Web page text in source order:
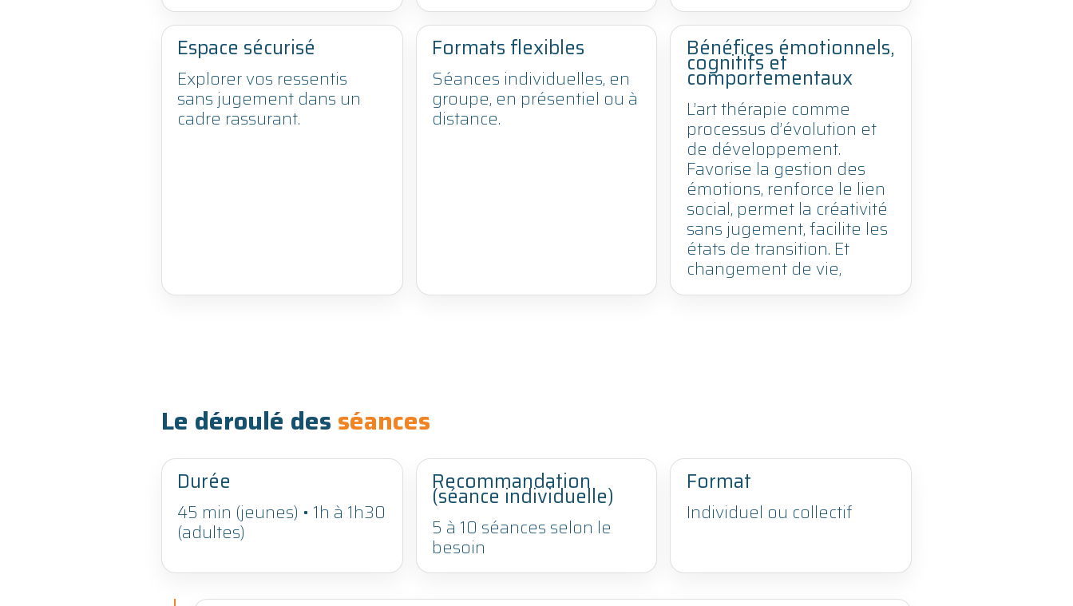
Espace sécurisé
Explorer vos ressentis
sans jugement dans un
cadre rassurant.
Formats flexibles
Séances individuelles, en
groupe, en présentiel ou à
distance.
Bénéfices émotionnels,
cognitifs et
comportementaux
L’art thérapie comme
processus d’évolution et
de développement.
Favorise la gestion des
émotions, renforce le lien
social, permet la créativité
sans jugement, facilite les
états de transition. Et
changement de vie,
Le déroulé des séances
Durée
45 min (jeunes) • 1h à 1h30
(adultes)
Recommandation
(séance individuelle)
5 à 10 séances selon le
besoin
Format
Individuel ou collectif